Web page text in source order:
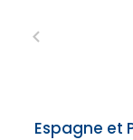
Espagne et